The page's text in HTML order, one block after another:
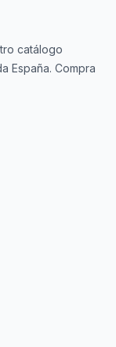
catálogo
España. Compra